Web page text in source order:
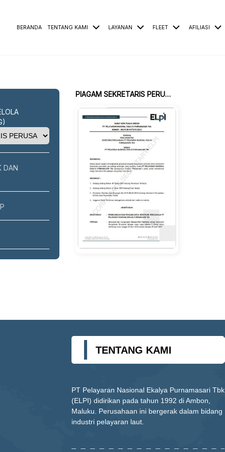
BERANDA TENTANG KAMI LAYANAN FLEET AFILIASI
DAN
PIAGAM SEKRETARIS PERUSAHAAN
TENTANG KAMI
PT Pelayaran Nasional Ekalya Purnamasari Tbk
(ELPI) didirikan pada tahun 1992 di Ambon,
Maluku. Perusahaan ini bergerak dalam bidang
industri pelayaran laut.